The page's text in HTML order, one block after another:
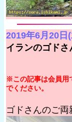
2019年6月20日
イランのゴド
※この記事は会員用
でください。
ゴドさんのご